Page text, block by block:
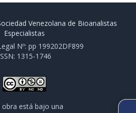
SIGUIENTE ARTÍCULO
Venezolana de Bioanalistas
Especialistas
Nº: pp 199202DF899
1315-1746
obra está bajo una